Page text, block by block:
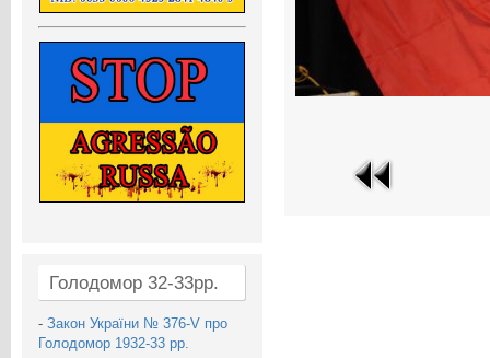
Голодомор 32-33рр.
- Закон України № 376-V про
Голодомор 1932-33 рр.